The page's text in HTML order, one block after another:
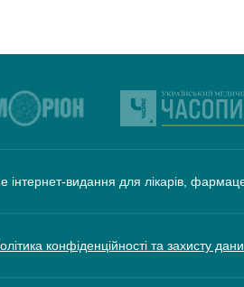
інтернет-видання для лікарів,
конфіденційності та захисту